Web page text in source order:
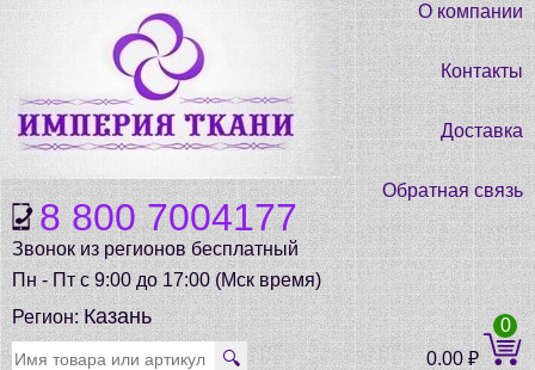
8 800 7004177
Звонок из регионов бесплатный
Пн - Пт с 9:00 до 17:00 (Мск время)
О компании
Контакты
Доставка
Обратная связь
Регион:Казань
🔍 0.00₽
0